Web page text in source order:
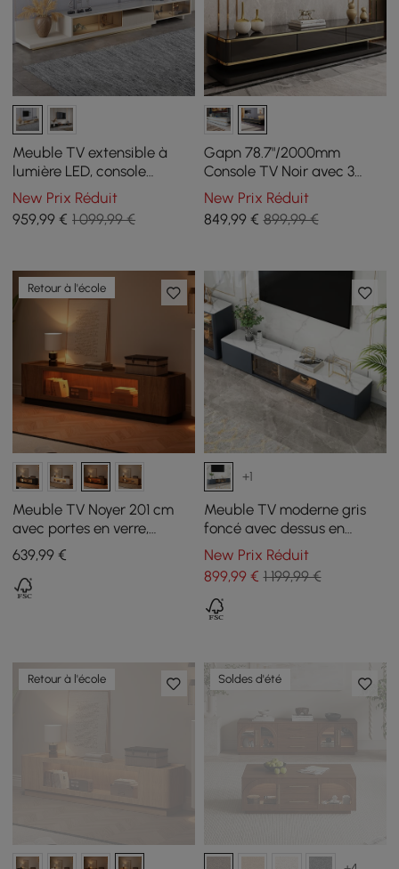
Meuble TV extensible à
lumière LED, console
multimédia de sol kaki
avec porte vitrée et tiroirs
New Prix Réduit
959,99 € 1 099,99 €
Gapn 78.7"/2000mm
Console TV Noir avec 3
Tiroirs Plateau en Verre
Trempé
New Prix Réduit
849,99€ 899,99 €
Retour à l'école
Meuble TV Noyer 201 cm
avec portes en verre,
rangement et LED
639,99 €
+1
Meuble TV moderne gris
foncé avec dessus en
pierre, 4 tiroirs, portes
vitrées, console multimédia,
grande
New Prix Réduit
899,99€ 1 199,99 €
Retour à l'école Soldes d'été